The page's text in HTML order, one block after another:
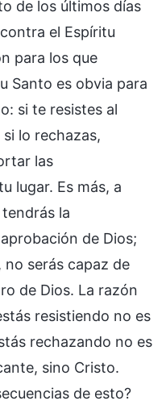
de los últimos días
el Espíritu
para los que
Santo es obvia para
si te resistes al
lo rechazas,
las
lugar. Es más, a
la
de Dios;
no serás capaz de
de Dios. La razón
resistiendo no es
rechazando no es
sino Cristo.
de esto?